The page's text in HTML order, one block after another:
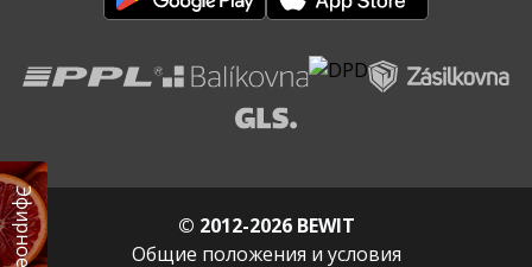
© 2012-2026 BEWIT
Общие положения и условия